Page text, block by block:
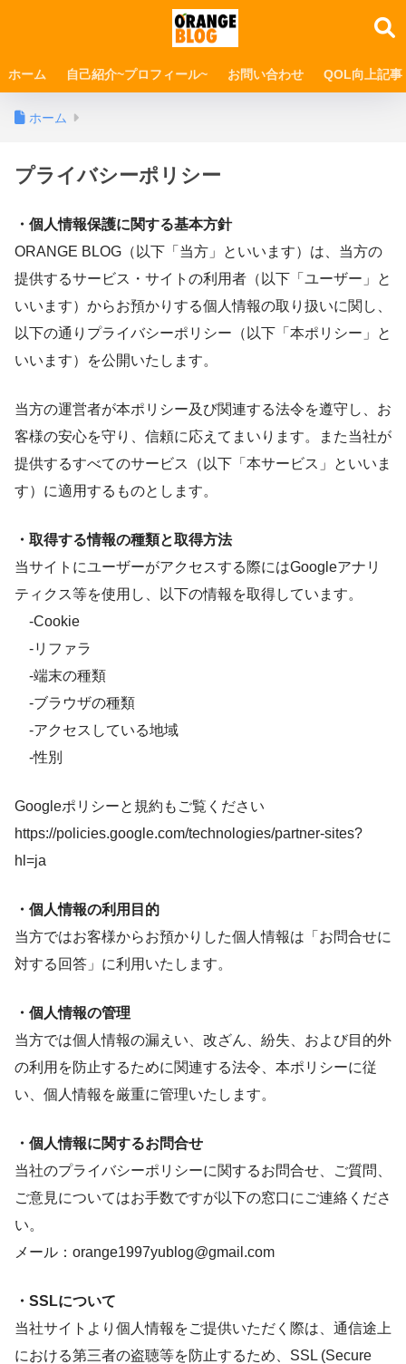
ホーム 自己紹介~プロフィール~ お問い合わせ QOL向上記事
ホーム
プライバシーポリシー
・個人情報保護に関する基本方針
ORANGE BLOG（以下「当方」といいます）は、当方の
提供するサービス・サイトの利用者（以下「ユーザー」と
いいます）からお預かりする個人情報の取り扱いに関し、
以下の通りプライバシーポリシー（以下「本ポリシー」と
いいます）を公開いたします。
当方の運営者が本ポリシー及び関連する法令を遵守し、お
客様の安心を守り、信頼に応えてまいります。また当社が
提供するすべてのサービス（以下「本サービス」といいま
す）に適用するものとします。
・取得する情報の種類と取得方法
当サイトにユーザーがアクセスする際にはGoogleアナリ
ティクス等を使用し、以下の情報を取得しています。
-Cookie
-リファラ
-端末の種類
-ブラウザの種類
-アクセスしている地域
-性別
Googleポリシーと規約もご覧ください
https://policies.google.com/technologies/partner-sites?
hl=ja
・個人情報の利用目的
当方ではお客様からお預かりした個人情報は「お問合せに
対する回答」に利用いたします。
・個人情報の管理
当方では個人情報の漏えい、改ざん、紛失、および目的外
の利用を防止するために関連する法令、本ポリシーに従
い、個人情報を厳重に管理いたします。
・個人情報に関するお問合せ
当社のプライバシーポリシーに関するお問合せ、ご質問、
ご意見についてはお手数ですが以下の窓口にご連絡くださ
い。
メール：orange1997yublog@gmail.com
・SSLについて
当社サイトより個人情報をご提供いただく際は、通信途上
における第三者の盗聴等を防止するため、SSL (Secure